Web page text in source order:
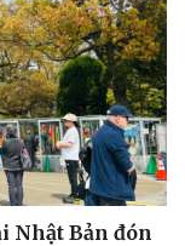
Nhật Bản đón